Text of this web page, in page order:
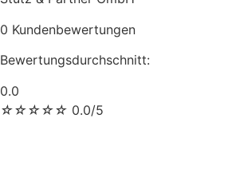
0 Kundenbewertungen
Bewertungsdurchschnitt:
0.0
☆☆☆☆☆ 0.0/5